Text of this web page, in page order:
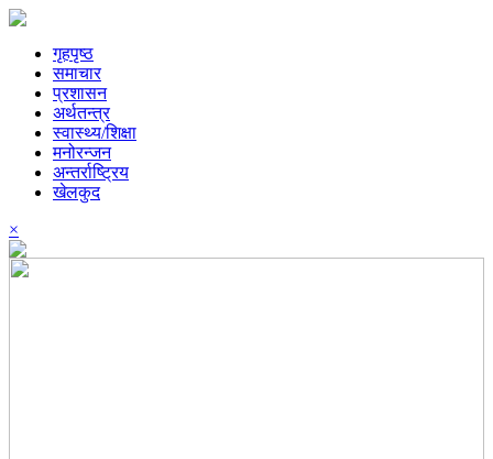
गृहपृष्ठ
समाचार
प्रशासन
अर्थतन्त्र
स्वास्थ्य/शिक्षा
मनोरन्जन
अन्तर्राष्ट्रिय
खेलकुद
×